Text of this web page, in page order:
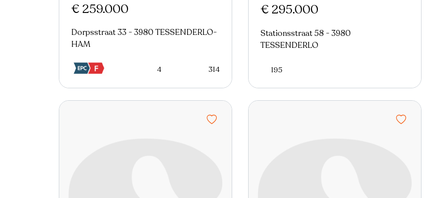
€ 259.000
Dorpsstraat 33 - 3980 TESSENDERLO-
HAM
4 314
€ 295.000
Stationsstraat 58 - 3980
TESSENDERLO
195